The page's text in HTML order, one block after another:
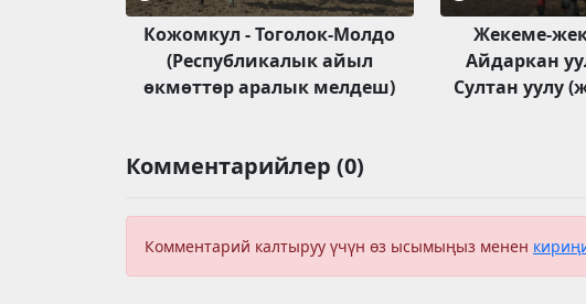
Кожомкул - Тоголок-Молдо
(Республикалык айыл
өкмөттөр аралык мелдеш)
Жекеме-
Айдаркан
Султан уулу
Комментарийлер (0)
Комментарий калтыруу үчүн өз ысымыңыз менен